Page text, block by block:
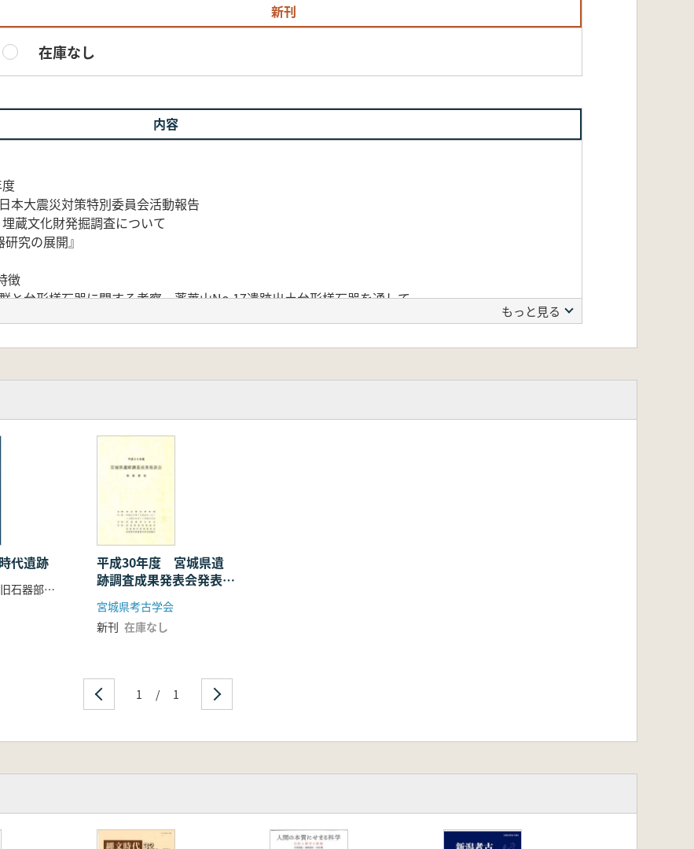
新刊
在庫なし
内容
大震災対策特別委員会活動報告
蔵文化財発掘調査について
究の展開』
徴
と台形様石器に関する考察 薬莱山No.17遺跡出土台形様石器を通して
刃を作っていたのか? 宮城県加美町薬莱原No.15 遺跡出土石刃石器群に関する石器技術学分
式」土器の再検討蛇王洞Ⅱ式と三戸式土器について
容と変遷(1) 郡山遺跡の瓦を中心に
多賀城周辺の事例から
城館Ⅰ 宮崎地区・田川流域(上)
構」の保存を考える
官衙遺跡 矢本横穴
もっと見る
代遺跡
宮城県考古学会旧石器部会 編
平成30年度 宮城県遺
跡調査成果発表会発表要
旨
宮城県考古学会
新刊 在庫なし
1 / 1